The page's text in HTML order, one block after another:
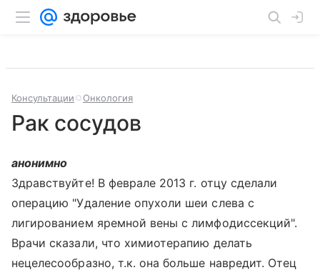
Консультации Онкология
Рак сосудов
анонимно
Здравствуйте! В феврале 2013 г. отцу сделали
операцию "Удаление опухоли шеи слева с
лигированием яремной вены с лимфодиссекций".
Врачи сказали, что химиотерапию делать
нецелесообразно, т.к. она больше навредит. Отец